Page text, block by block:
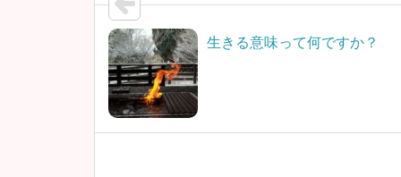
生きる意味って何ですか？